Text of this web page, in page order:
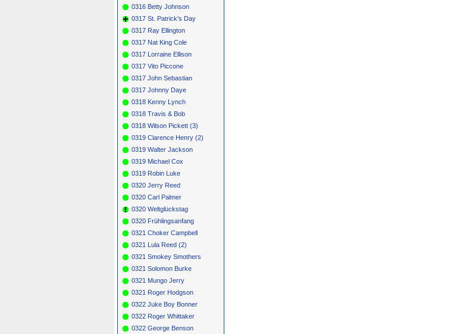
0316 Betty Johnson
0317 St. Patrick's Day
0317 Ray Ellington
0317 Nat King Cole
0317 Lorraine Ellison
0317 Vito Piccone
0317 John Sebastian
0317 Johnny Daye
0318 Kenny Lynch
0318 Travis & Bob
0318 Wilson Pickett (3)
0319 Clarence Henry (2)
0319 Walter Jackson
0319 Michael Cox
0319 Robin Luke
0320 Jerry Reed
0320 Carl Palmer
0320 Weltglückstag
0320 Frühlingsanfang
0321 Choker Campbell
0321 Lula Reed (2)
0321 Smokey Smothers
0321 Solomon Burke
0321 Mungo Jerry
0321 Roger Hodgson
0322 Juke Boy Bonner
0322 Roger Whittaker
0322 George Benson